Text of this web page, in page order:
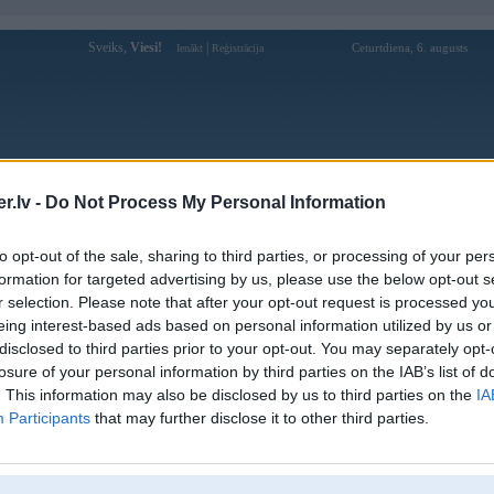
- Do Not Process My Personal Information
opt-out of the sale, sharing to third parties, or processing of your
for targeted advertising by us, please use the below opt-out
selection. Please note that after your opt-out request is processed
interest-based ads based on personal information utilized by us
to third parties prior to your opt-out. You may separately
of your personal information by third parties on the IAB’s list of
This information may also be disclosed by us to third parties on the
Participants that may further disclose it to other third parties.
Sveiks, Viesi! Ienākt Reģistrācija Ceturtdiena, 6. augusts
Forums Galerijas Reģistrācija Lietotāji
Lietotāja good88recipes profils
Pēdējo reizi manīts: 29. Jan 2025, 12:13
Lietotājvārds:
good88recipes
Braucu ar:
good88recipes
Nodarbošanās:
Good88
Intereses:
good88recipes
[Pēdējie ziņojumi forumā]